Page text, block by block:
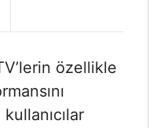
özellikle